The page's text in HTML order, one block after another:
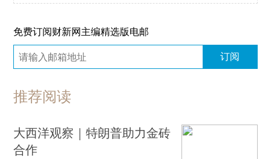
免费订阅财新网主编精选版电邮
订阅
推荐阅读
大西洋观察｜特朗普助力金砖
合作